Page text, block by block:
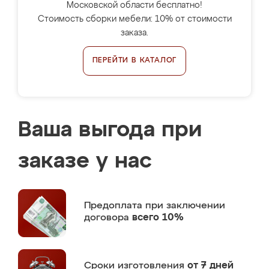
Московской области бесплатно!
Стоимость сборки мебели: 10% от стоимости
заказа.
ПЕРЕЙТИ В КАТАЛОГ
Ваша выгода при
заказе у нас
Предоплата при заключении
договора всего 10%
Сроки изготовления от 7 дней